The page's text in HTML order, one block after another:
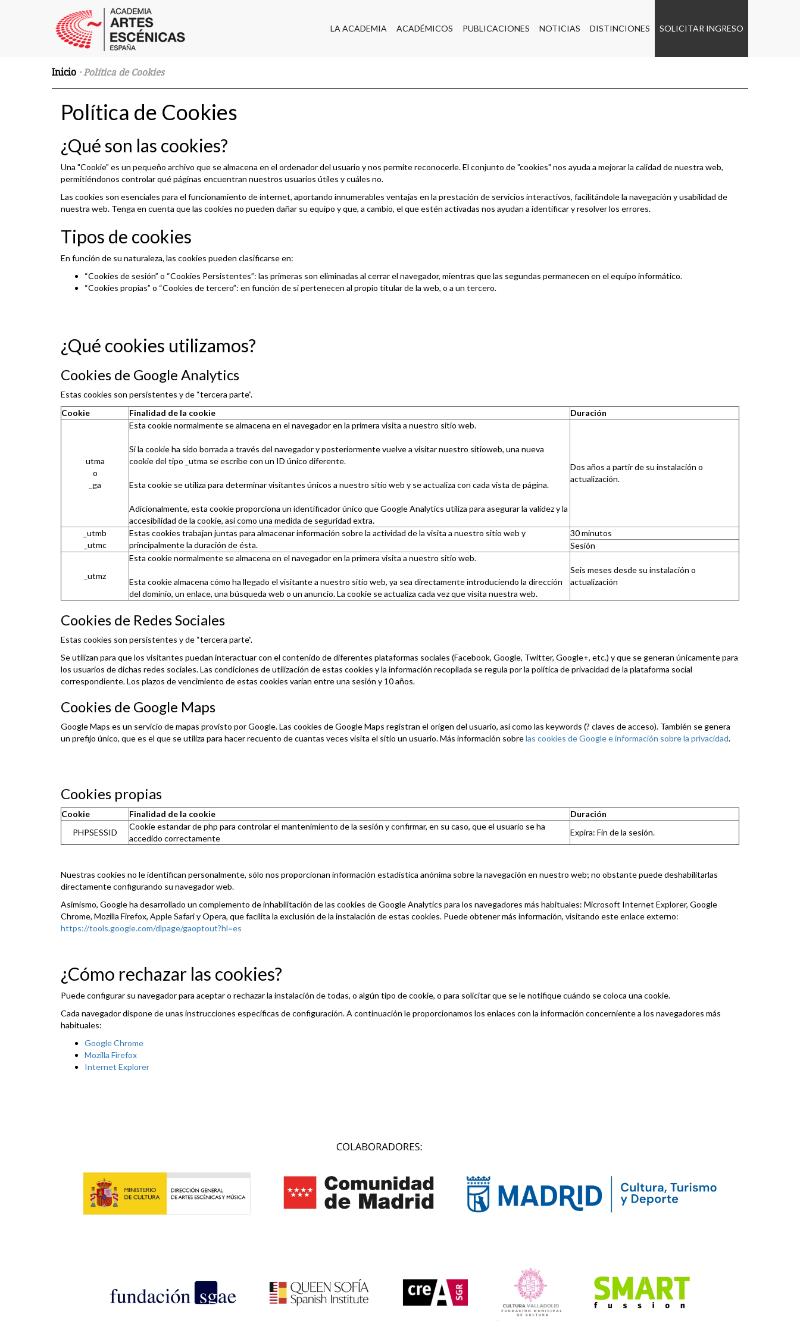
LA ACADEMIA ACADÉMICOS PUBLICACIONES NOTICIAS DISTINCIONES SOLICITAR INGRESO
Inicio · Política de Cookies
Política de Cookies
¿Qué son las cookies?
Una "Cookie" es un pequeño archivo que se almacena en el ordenador del usuario y nos permite reconocerle. El conjunto de "cookies" nos ayuda a mejorar la calidad de nuestra web,
permitiéndonos controlar qué páginas encuentran nuestros usuarios útiles y cuáles no.
Las cookies son esenciales para el funcionamiento de internet, aportando innumerables ventajas en la prestación de servicios interactivos, facilitándole la navegación y usabilidad de
nuestra web. Tenga en cuenta que las cookies no pueden dañar su equipo y que, a cambio, el que estén activadas nos ayudan a identificar y resolver los errores.
Tipos de cookies
En función de su naturaleza, las cookies pueden clasificarse en:
“Cookies de sesión” o “Cookies Persistentes”: las primeras son eliminadas al cerrar el navegador, mientras que las segundas permanecen en el equipo informático.
“Cookies propias” o “Cookies de tercero”: en función de si pertenecen al propio titular de la web, o a un tercero.
¿Qué cookies utilizamos?
Cookies de Google Analytics
Estas cookies son persistentes y de “tercera parte”.
Cookie
Finalidad de la cookie Duración
utma
o
_ga
Esta cookie normalmente se almacena en el navegador en la primera visita a nuestro sitio web.
Si la cookie ha sido borrada a través del navegador y posteriormente vuelve a visitar nuestro sitioweb, una nueva
cookie del tipo _utma se escribe con un ID único diferente.
Esta cookie se utiliza para determinar visitantes únicos a nuestro sitio web y se actualiza con cada vista de página.
Adicionalmente, esta cookie proporciona un identificador único que Google Analytics utiliza para asegurar la validez y la
accesibilidad de la cookie, así como una medida de seguridad extra.
Dos años a partir de su instalación o
actualización.
_utmb
_utmc
Estas cookies trabajan juntas para almacenar información sobre la actividad de la visita a nuestro sitio web y
principalmente la duración de ésta.
30 minutos
Sesión
_utmz
Esta cookie normalmente se almacena en el navegador en la primera visita a nuestro sitio web.
Esta cookie almacena cómo ha llegado el visitante a nuestro sitio web, ya sea directamente introduciendo la dirección
del dominio, un enlace, una búsqueda web o un anuncio. La cookie se actualiza cada vez que visita nuestra web.
Seis meses desde su instalación o
actualización
Cookies de Redes Sociales
Estas cookies son persistentes y de “tercera parte”.
Se utilizan para que los visitantes puedan interactuar con el contenido de diferentes plataformas sociales (Facebook, Google, Twitter, Google+, etc.) y que se generan únicamente para
los usuarios de dichas redes sociales. Las condiciones de utilización de estas cookies y la información recopilada se regula por la política de privacidad de la plataforma social
correspondiente. Los plazos de vencimiento de estas cookies varían entre una sesión y 10 años.
Cookies de Google Maps
Google Maps es un servicio de mapas provisto por Google. Las cookies de Google Maps registran el origen del usuario, así como las keywords (? claves de acceso). También se genera
un prefijo único, que es el que se utiliza para hacer recuento de cuantas veces visita el sitio un usuario. Más información sobrelas cookies de Google e información sobre la privacidad.
Cookies propias
Cookie Finalidad de la cookie
Duración
PHPSESSID
Cookie estandar de php para controlar el mantenimiento de la sesión y confirmar, en su caso, que el usuario se ha
accedido correctamente
Expira: Fin de la sesión.
Nuestras cookies no le identifican personalmente, sólo nos proporcionan información estadística anónima sobre la navegación en nuestro web; no obstante puede deshabilitarlas
directamente configurando su navegador web.
Asimismo, Google ha desarrollado un complemento de inhabilitación de las cookies de Google Analytics para los navegadores más habituales: Microsoft Internet Explorer, Google
Chrome, Mozilla Firefox, Apple Safari y Opera, que facilita la exclusión de la instalación de estas cookies. Puede obtener más información, visitando este enlace externo:
https://tools.google.com/dlpage/gaoptout?hl=es
¿Cómo rechazar las cookies?
Puede configurar su navegador para aceptar o rechazar la instalación de todas, o algún tipo de cookie, o para solicitar que se le notifique cuándo se coloca una cookie.
Cada navegador dispone de unas instrucciones específicas de configuración. A continuación le proporcionamos los enlaces con la información concerniente a los navegadores más
habituales:
Google Chrome
Mozilla Firefox
Internet Explorer